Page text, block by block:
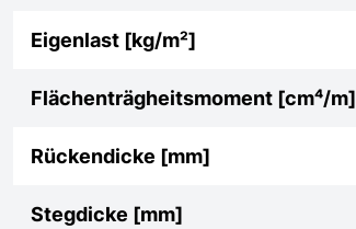
Eigenlast [kg/m²]
Flächenträgheitsmoment [cm⁴/m]
Rückendicke [mm]
Stegdicke [mm]